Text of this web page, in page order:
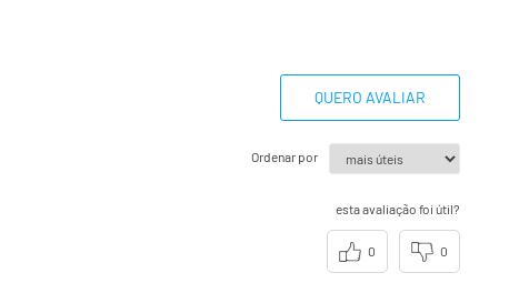
QUERO AVALIAR
Ordenar por
esta avaliação foi útil?
0 0